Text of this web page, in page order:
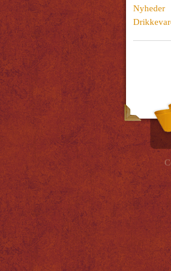
Nyheder